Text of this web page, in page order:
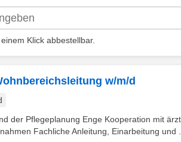
Klick abbestellbar.
w/m/d
der Pflegeplanung Enge Kooperation mit
Fachliche Anleitung, Einarbeitung und ...